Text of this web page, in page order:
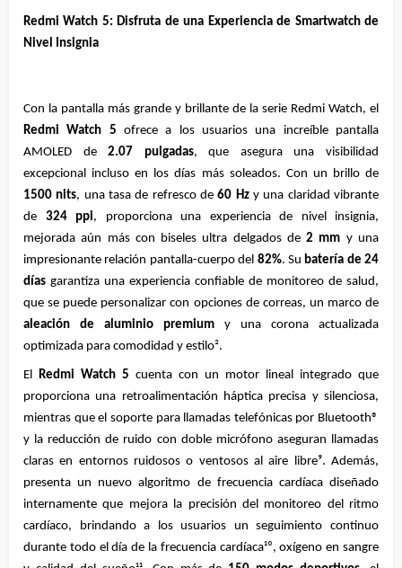
Redmi Watch 5: Disfruta de una Experiencia de Smartwatch de
Nivel Insignia
Redmi Watch 5 ofrece a los usuarios una increíble pantalla
AMOLED de 2.07 pulgadas, que asegura una visibilidad
1500 nits, una tasa de refresco de 60 Hz y una claridad vibrante
de 324 ppi, proporciona una experiencia de nivel insignia,
mejorada aún más con biseles ultra delgados de 2 mm y una
impresionante relación pantalla-cuerpo del 82%. Su batería de 24
días garantiza una experiencia confiable de monitoreo de salud,
aleación de aluminio premium y una corona actualizada
optimizada para comodidad y estilo².
El Redmi Watch 5 cuenta con un motor lineal integrado que
proporciona una retroalimentación háptica precisa y silenciosa,
mientras que el soporte para llamadas telefónicas por Bluetooth®
y la reducción de ruido con doble micrófono aseguran llamadas
claras en entornos ruidosos o ventosos al aire libre⁹. Además,
presenta un nuevo algoritmo de frecuencia cardíaca diseñado
internamente que mejora la precisión del monitoreo del ritmo
cardíaco, brindando a los usuarios un seguimiento continuo
durante todo el día de la frecuencia cardíaca¹⁰, oxígeno en sangre